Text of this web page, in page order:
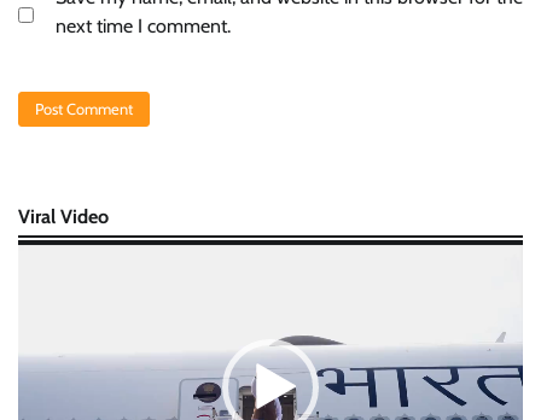
next time I comment.
Viral Video